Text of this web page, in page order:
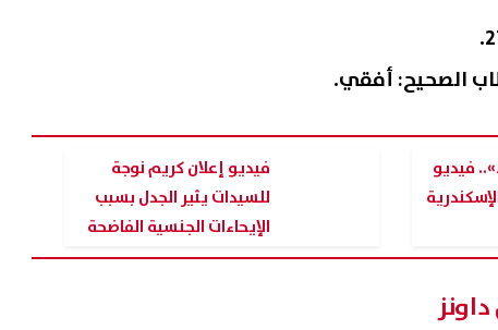
الصحيح: أفقي.
فيديو
فيديو إعلان كريم نوجة
للسيدات يثير الجدل بسبب
الإيحاءات الجنسية الفاضحة
والخادشة